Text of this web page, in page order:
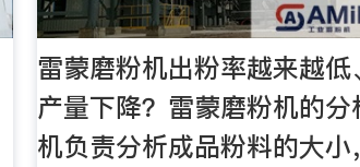
雷蒙磨粉机出粉率越来越低、
产量下降？雷蒙磨粉机的分
机负责分析成品粉料的大小，